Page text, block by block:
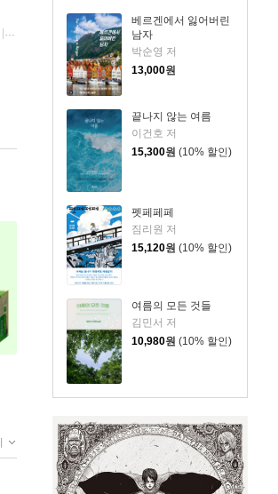
베르겐에서 잃어버린
남자
박순영 저
13,000원
끝나지 않는 여름
이건호 저
15,300원 (10% 할인)
펫페페페
짐리원 저
15,120원 (10% 할인)
여름의 모든 것들
김민서 저
10,980원 (10% 할인)
오팬하우스